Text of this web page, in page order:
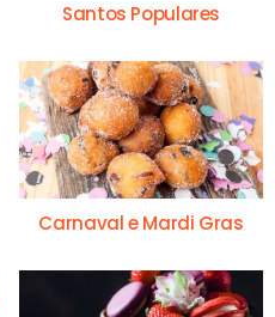
Santos Populares
Carnaval e Mardi Gras